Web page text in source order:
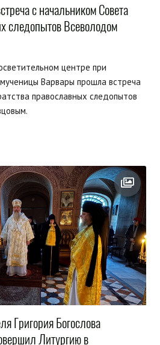
с начальником Совета
следопытов Всеволодом
центре при
Варвары прошла встреча
православных следопытов
Григория Богослова
Литургию в